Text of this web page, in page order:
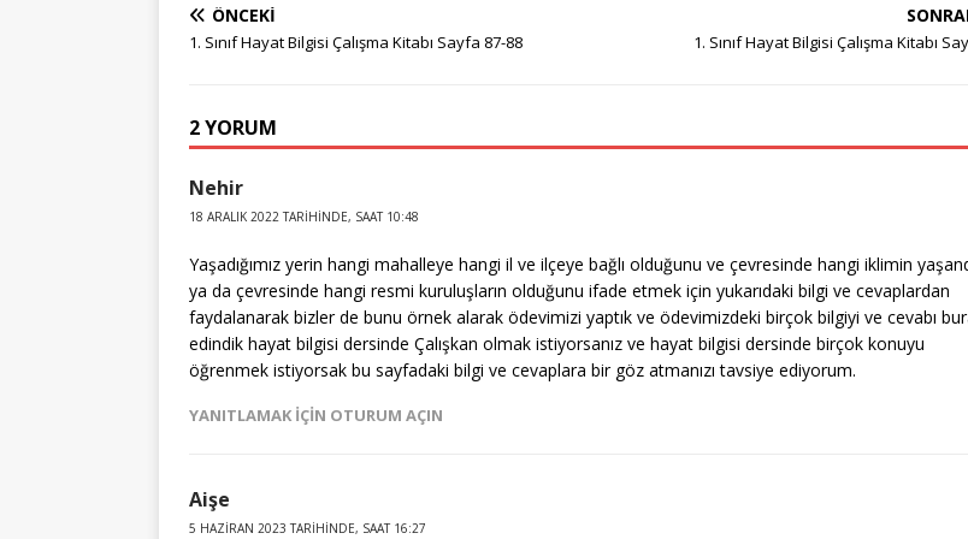
ÖNCEKI
1. Sınıf Hayat Bilgisi Çalışma Kitabı Sayfa 87-88 1. Sınıf Hayat Bilgisi Çalışma Kitabı
2 YORUM
Nehir
18 ARALIK 2022 TARIHINDE, SAAT 10:48
Yaşadığımız yerin hangi mahalleye hangi il ve ilçeye bağlı olduğunu ve çevresinde hangi iklimin
ya da çevresinde hangi resmi kuruluşların olduğunu ifade etmek için yukarıdaki bilgi ve cevaplardan
faydalanarak bizler de bunu örnek alarak ödevimizi yaptık ve ödevimizdeki birçok bilgiyi ve cevabı
edindik hayat bilgisi dersinde Çalışkan olmak istiyorsanız ve hayat bilgisi dersinde birçok konuyu
öğrenmek istiyorsak bu sayfadaki bilgi ve cevaplara bir göz atmanızı tavsiye ediyorum.
YANITLAMAK IÇIN OTURUM AÇIN
Aişe
5 HAZIRAN 2023 TARIHINDE, SAAT 16:27